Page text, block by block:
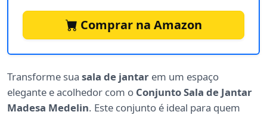
Comprar na Amazon
Transforme sua sala de jantar em um espaço
elegante e acolhedor com o Conjunto Sala de Jantar
Madesa Medelin. Este conjunto é ideal para quem